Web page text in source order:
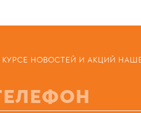
КУРСЕ НОВОСТЕЙ И АКЦИЙ